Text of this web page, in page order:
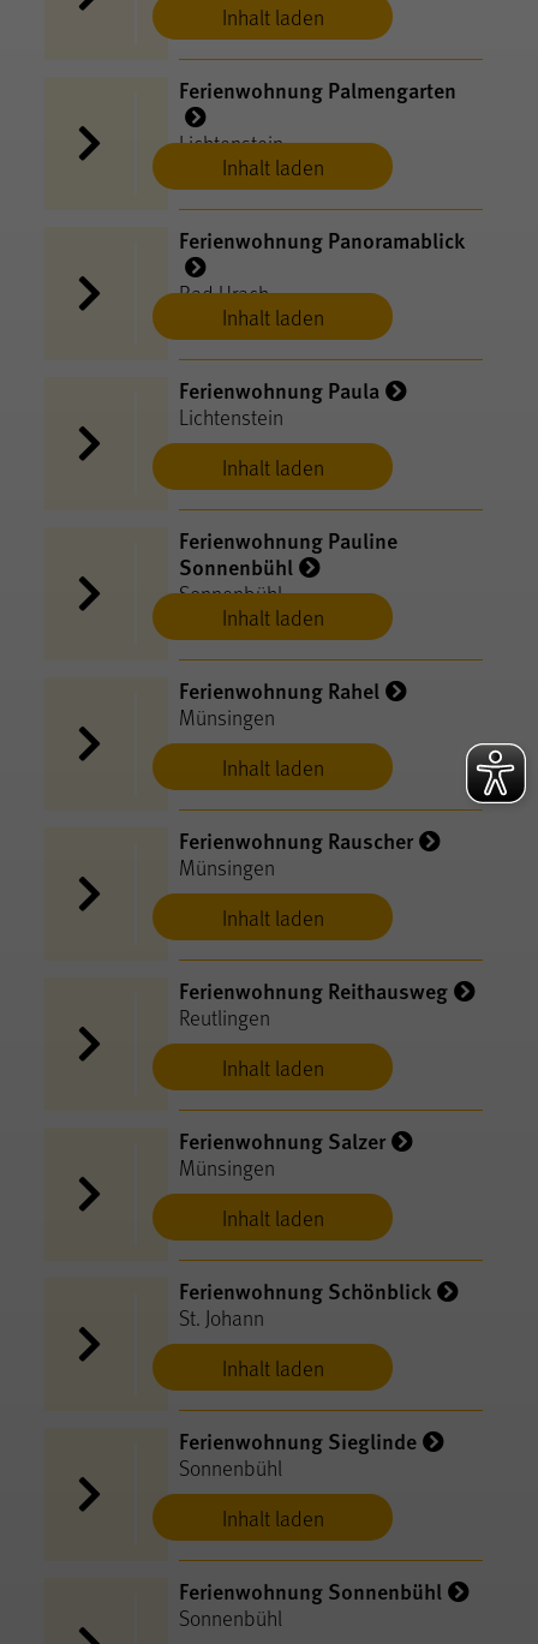
Inhalt laden
Inhalt laden
Ferienwohnung Palmengarten
Lichtenstein
Inhalt laden
Ferienwohnung Panoramablick
Bad Urach
Inhalt laden
Ferienwohnung Paula
Lichtenstein
Inhalt laden
Ferienwohnung Pauline
Sonnenbühl
Sonnenbühl
Inhalt laden
Ferienwohnung Rahel
Münsingen
Inhalt laden
Ferienwohnung Rauscher
Münsingen
Inhalt laden
Ferienwohnung Reithausweg
Reutlingen
Inhalt laden
Ferienwohnung Salzer
Münsingen
Inhalt laden
Ferienwohnung Schönblick
St. Johann
Inhalt laden
Ferienwohnung Sieglinde
Sonnenbühl
Ferienwohnung Sonnenbühl
Sonnenbühl